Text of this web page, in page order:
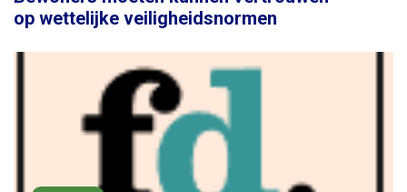
op wettelijke veiligheidsnormen